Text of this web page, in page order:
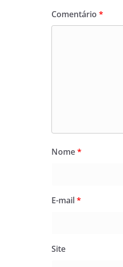
Comentário *
Nome*
E-mail*
Site